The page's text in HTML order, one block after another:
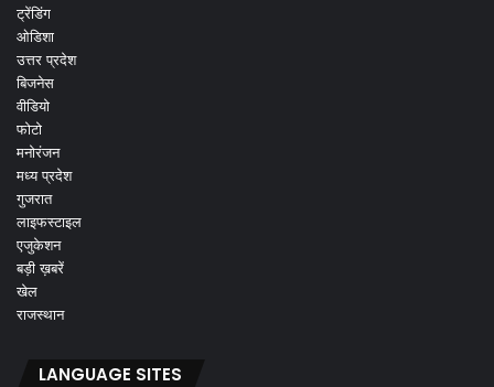
ट्रेंडिंग
ओडिशा
उत्तर प्रदेश
बिजनेस
वीडियो
फोटो
मनोरंजन
मध्य प्रदेश
गुजरात
लाइफस्टाइल
एजुकेशन
बड़ी ख़बरें
खेल
राजस्थान
LANGUAGE SITES